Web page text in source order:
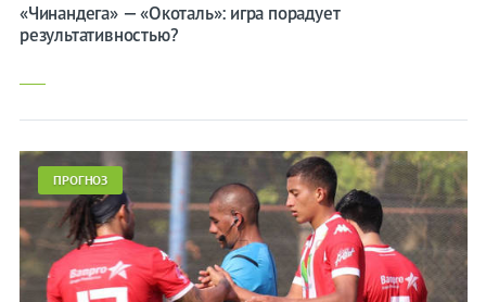
«Чинандега» — «Окоталь»: игра порадует
результативностью?
ПРОГНОЗ